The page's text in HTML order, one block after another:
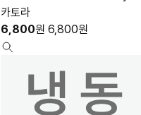
카토라
6,800원 6,800원